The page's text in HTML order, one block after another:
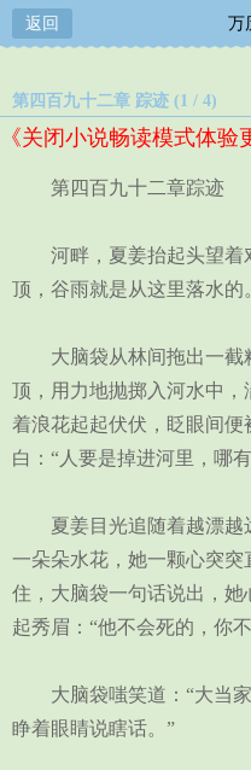
返回 万
第四百九十二章 踪迹 (1 / 4)
《关闭小说畅读模式体验
第四百九十二章踪迹
河畔，夏姜抬起头望着
顶，谷雨就是从这里落水的
大脑袋从林间拖出一截
顶，用力地抛掷入河水中
着浪花起起伏伏，眨眼间
白：“人要是掉进河里，哪
夏姜目光追随着越漂越
一朵朵水花，她一颗心突
住，大脑袋一句话说出，
起秀眉：“他不会死的，你
大脑袋嗤笑道：“大当家
睁着眼睛说瞎话。”